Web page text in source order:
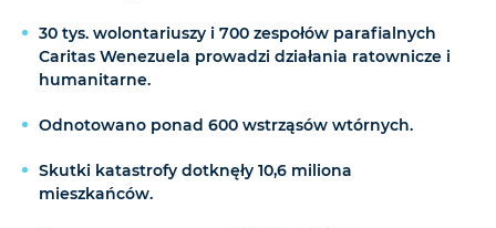
30 tys. wolontariuszy i 700 zespołów parafialnych
Caritas Wenezuela prowadzi działania ratownicze i
humanitarne.
Odnotowano ponad 600 wstrząsów wtórnych.
Skutki katastrofy dotknęły 10,6 miliona
mieszkańców.